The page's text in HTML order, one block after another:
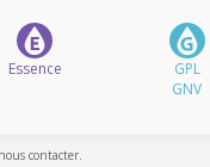
Essence
GPL
GNV
contacter.